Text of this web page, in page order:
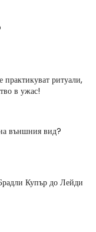
практикуват ритуали,
в ужас!
външния вид?
Купър до Лейди